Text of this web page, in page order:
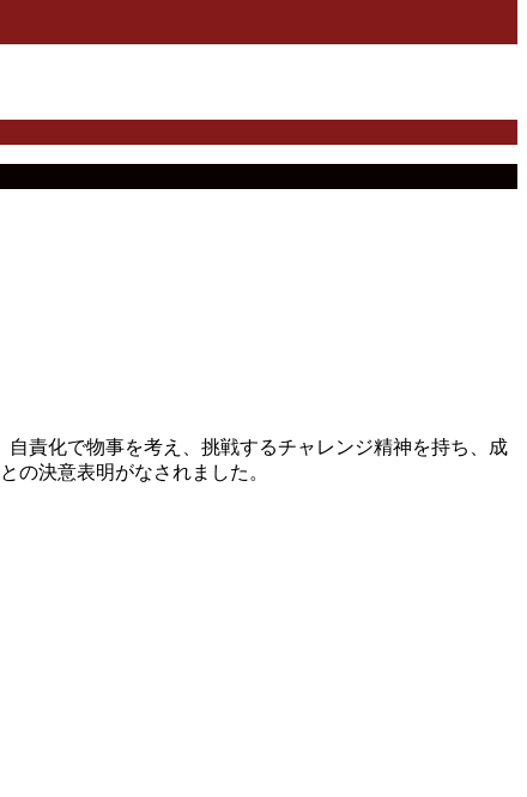
責化で物事を考え、挑戦するチャレンジ精神を持ち、成
の決意表明がなされました。